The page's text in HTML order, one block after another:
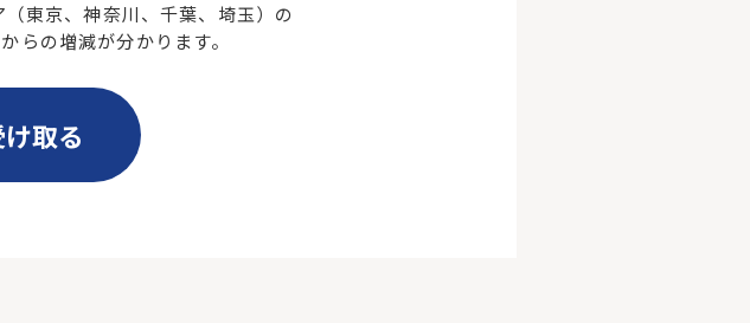
東京、神奈川、千葉、埼玉）の
らの増減が分かります。
取る